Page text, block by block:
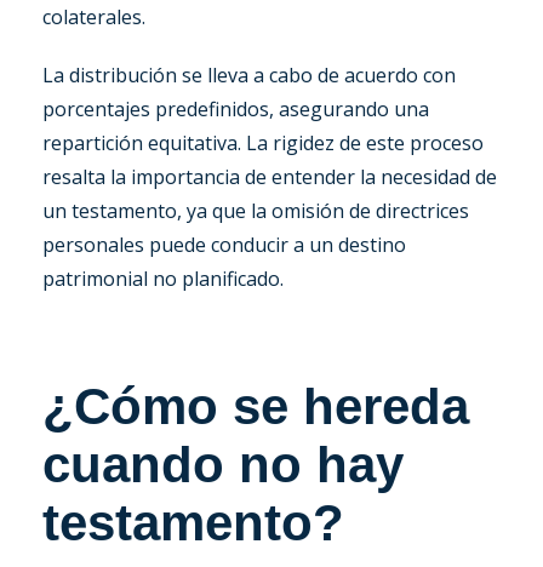
colaterales.
La distribución se lleva a cabo de acuerdo con
porcentajes predefinidos, asegurando una
repartición equitativa. La rigidez de este proceso
resalta la importancia de entender la necesidad de
un testamento, ya que la omisión de directrices
personales puede conducir a un destino
patrimonial no planificado.
¿Cómo se hereda
cuando no hay
testamento?